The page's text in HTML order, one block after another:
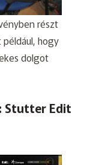
részt
hogy
dolgot
Stutter Edit